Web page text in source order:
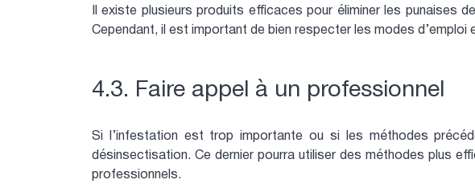
Il existe plusieurs produits efficaces pour éliminer les punaises
Cependant, il est important de bien respecter les modes
4.3. Faire appel à un professionnel
Si l’infestation est trop importante ou si les méthodes
désinsectisation. Ce dernier pourra utiliser des méthodes plus
professionnels.